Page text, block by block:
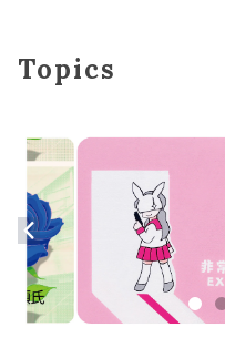
Topics